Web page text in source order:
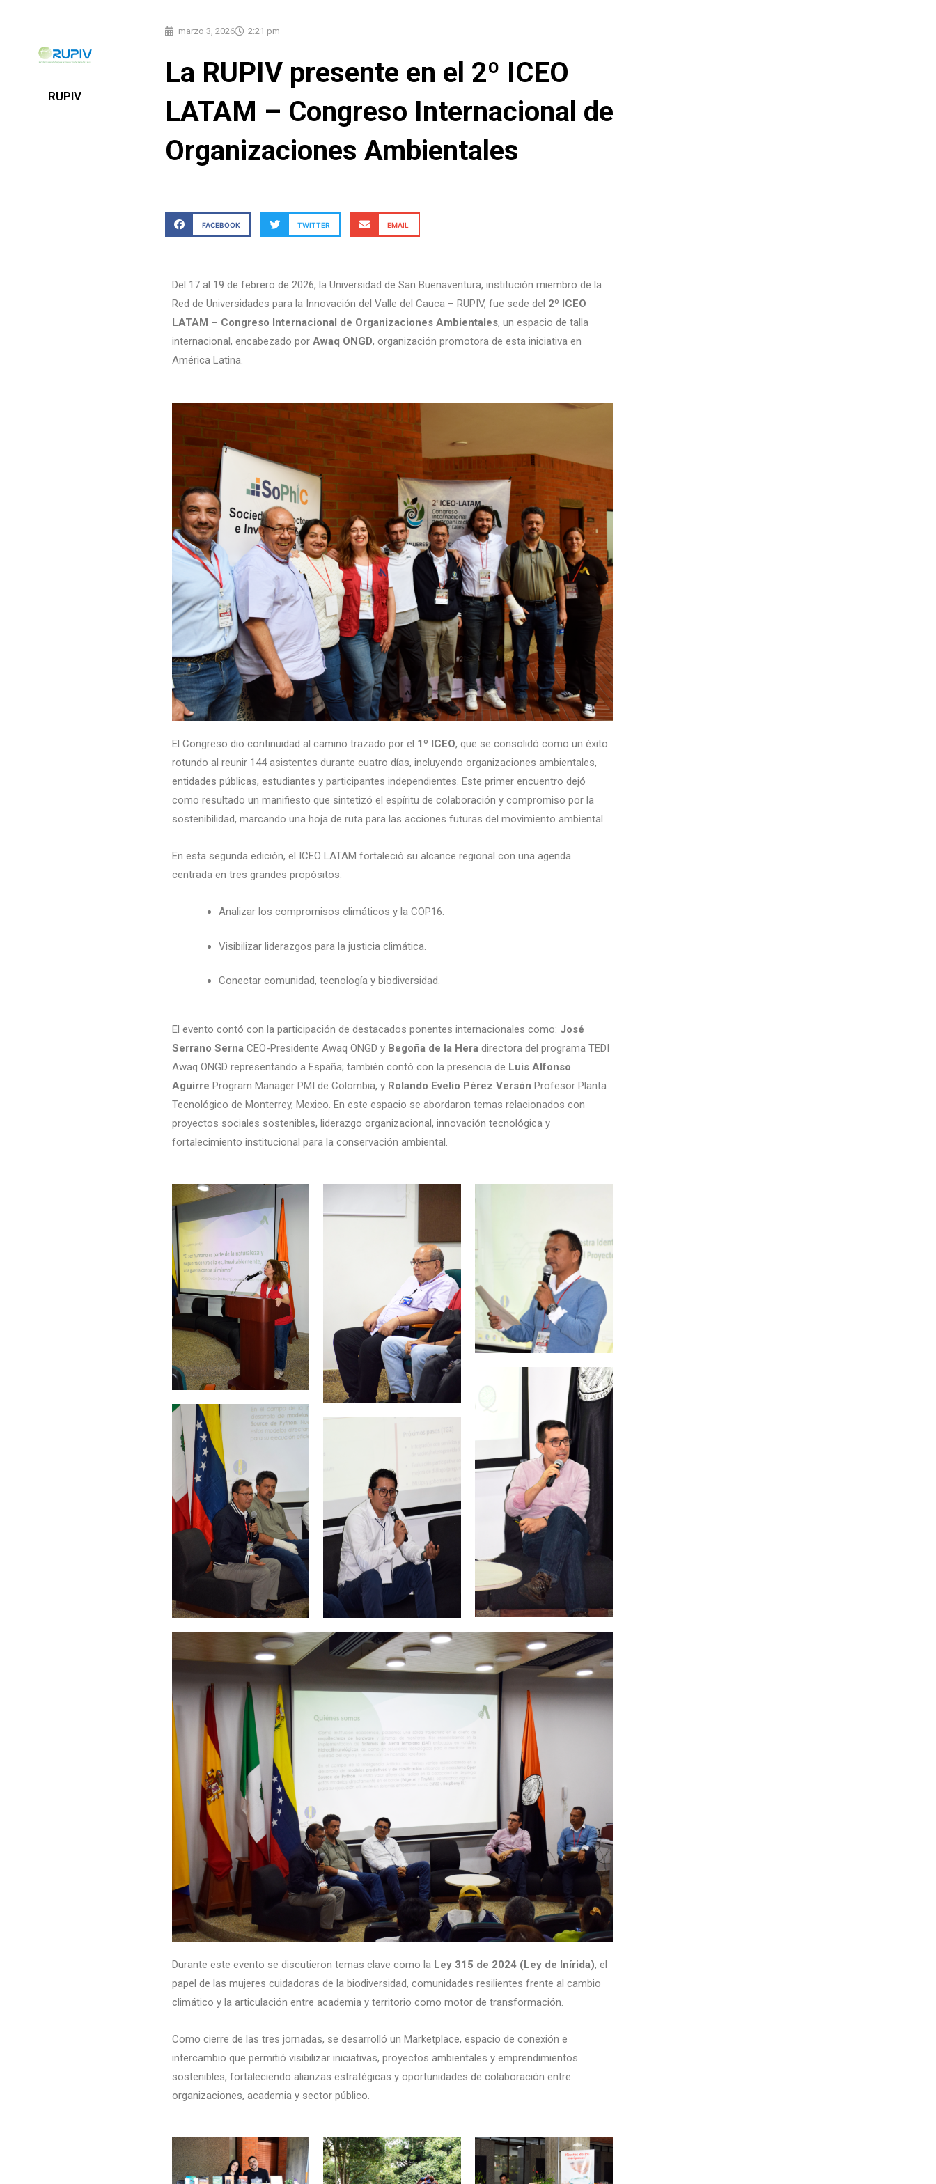
RUPIV
marzo 3, 2026 2:21 pm
La RUPIV presente en el 2º ICEO
LATAM – Congreso Internacional de
Organizaciones Ambientales
FACEBOOK TWITTER EMAIL
Del 17 al 19 de febrero de 2026, la Universidad de San Buenaventura, institución miembro de la
Red de Universidades para la Innovación del Valle del Cauca – RUPIV, fue sede del 2º ICEO
LATAM – Congreso Internacional de Organizaciones Ambientales, un espacio de talla
internacional, encabezado por Awaq ONGD, organización promotora de esta iniciativa en
América Latina.
El Congreso dio continuidad al camino trazado por el 1º ICEO, que se consolidó como un éxito
rotundo al reunir 144 asistentes durante cuatro días, incluyendo organizaciones ambientales,
entidades públicas, estudiantes y participantes independientes. Este primer encuentro dejó
como resultado un manifiesto que sintetizó el espíritu de colaboración y compromiso por la
sostenibilidad, marcando una hoja de ruta para las acciones futuras del movimiento ambiental.
En esta segunda edición, el ICEO LATAM fortaleció su alcance regional con una agenda
centrada en tres grandes propósitos:
Analizar los compromisos climáticos y la COP16.
Visibilizar liderazgos para la justicia climática.
Conectar comunidad, tecnología y biodiversidad.
El evento contó con la participación de destacados ponentes internacionales como: José
Serrano Serna CEO-Presidente Awaq ONGD yBegoña de la Hera directora del programa TEDI
Awaq ONGD representando a España; también contó con la presencia de Luis Alfonso
Aguirre Program Manager PMI de Colombia, y Rolando Evelio Pérez Versón Profesor Planta
Tecnológico de Monterrey, Mexico. En este espacio se abordaron temas relacionados con
proyectos sociales sostenibles, liderazgo organizacional, innovación tecnológica y
fortalecimiento institucional para la conservación ambiental.
Durante este evento se discutieron temas clave como la Ley 315 de 2024 (Ley de Inírida), el
papel de las mujeres cuidadoras de la biodiversidad, comunidades resilientes frente al cambio
climático y la articulación entre academia y territorio como motor de transformación.
Como cierre de las tres jornadas, se desarrolló un Marketplace, espacio de conexión e
intercambio que permitió visibilizar iniciativas, proyectos ambientales y emprendimientos
sostenibles, fortaleciendo alianzas estratégicas y oportunidades de colaboración entre
organizaciones, academia y sector público.